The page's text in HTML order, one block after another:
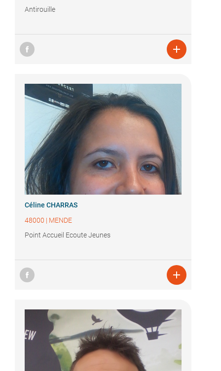
Antirouille

Céline CHARRAS
48000 | MENDE
Point Accueil Ecoute Jeunes
